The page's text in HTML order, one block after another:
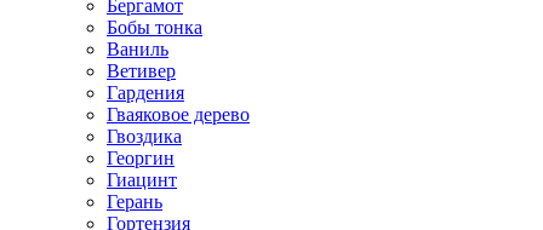
Бергамот
Бобы тонка
Ваниль
Ветивер
Гардения
Гваяковое дерево
Гвоздика
Георгин
Гиацинт
Герань
Гортензия